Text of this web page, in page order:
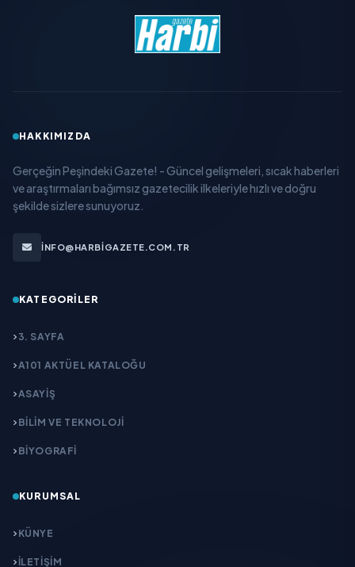
HAKKIMIZDA
Gerçeğin Peşindeki Gazete! - Güncel gelişmeleri, sıcak haberleri
ve araştırmaları bağımsız gazetecilik ilkeleriyle hızlı ve doğru
şekilde sizlere sunuyoruz.
INFO@HARBIGAZETE.COM.TR
KATEGORILER
3. SAYFA
A101 AKTÜEL KATALOĞU
ASAYİŞ
BİLİM VE TEKNOLOJİ
BİYOGRAFİ
KURUMSAL
KÜNYE
İLETIŞIM